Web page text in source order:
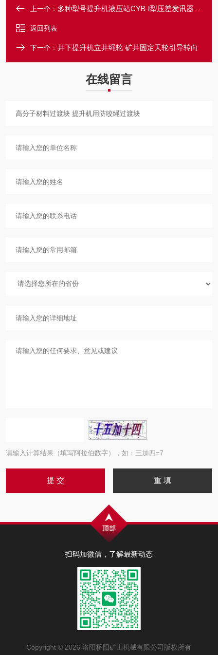
上一个： 多种型号提升机液压站CYB-I型压差发讯器 高压过滤器
返回列表
下一个： 井下提升机立井绳轮 矿井固定天轮引导转向
在线留言
请输入计算结果（填写阿拉伯数字），如：三加四=7
扫码加微信，了解最新动态
Copyright © 2026 洛阳桥阳矿山机械有限公司版权所有